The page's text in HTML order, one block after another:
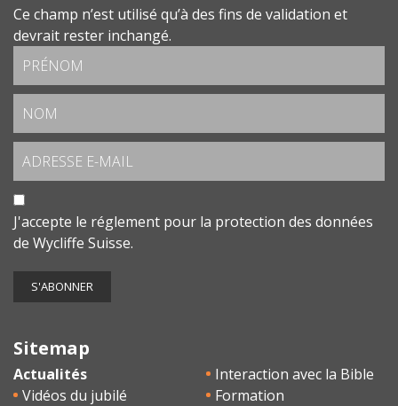
Ce champ n’est utilisé qu’à des fins de validation et
devrait rester inchangé.
J'accepte le réglement pour la protection des données
de Wycliffe Suisse.
Sitemap
Actualités
Vidéos du jubilé
Interaction avec la Bible
Formation